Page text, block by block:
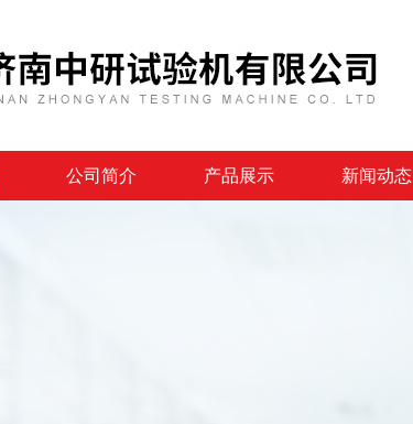
公司简介 产品展示 新闻动态